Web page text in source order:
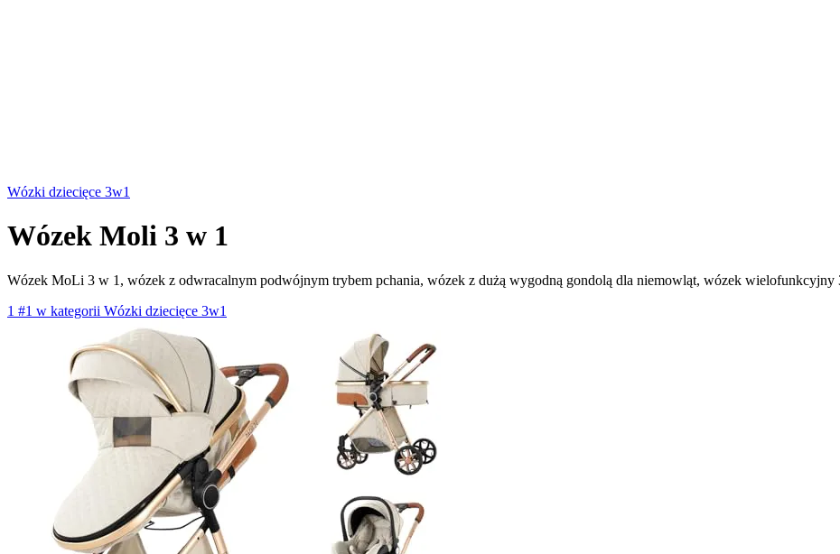
Wózki dziecięce 3w1
Wózek Moli 3 w 1
Wózek MoLi 3 w 1, wózek z odwracalnym podwójnym trybem pchania, wózek z dużą wygodną gondolą dla niemowląt, wózek wielofunkcyjny
1 #1 w kategorii Wózki dziecięce 3w1